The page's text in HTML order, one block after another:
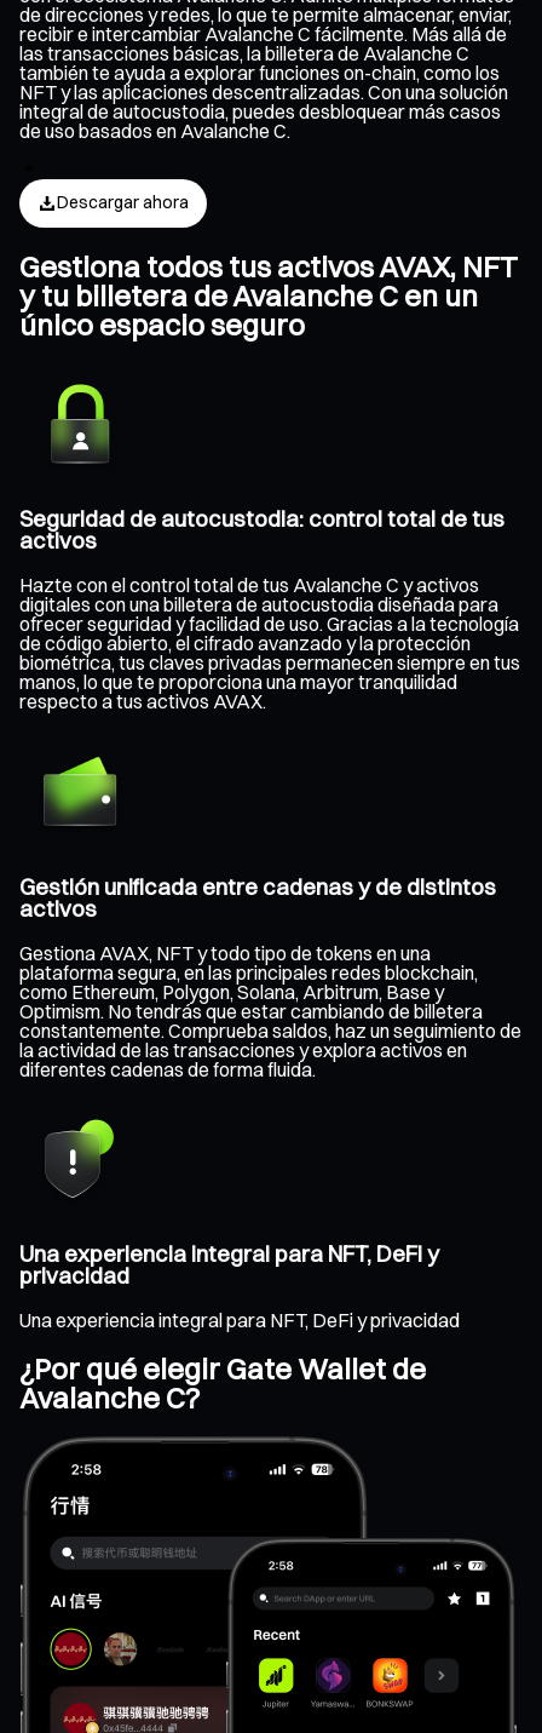
de direcciones y redes, lo que te permite almacenar, enviar,
recibir e intercambiar Avalanche C fácilmente. Más allá de
las transacciones básicas, la billetera de Avalanche C
también te ayuda a explorar funciones on-chain, como los
NFT y las aplicaciones descentralizadas. Con una solución
integral de autocustodia, puedes desbloquear más casos
de uso basados en Avalanche C.
Descargar ahora
Gestiona todos tus activos AVAX, NFT
y tu billetera de Avalanche C en un
único espacio seguro
Seguridad de autocustodia: control total de tus
activos
Hazte con el control total de tus Avalanche C y activos
digitales con una billetera de autocustodia diseñada para
ofrecer seguridad y facilidad de uso. Gracias a la tecnología
de código abierto, el cifrado avanzado y la protección
biométrica, tus claves privadas permanecen siempre en tus
manos, lo que te proporciona una mayor tranquilidad
respecto a tus activos AVAX.
Gestión unificada entre cadenas y de distintos
activos
Gestiona AVAX, NFT y todo tipo de tokens en una
plataforma segura, en las principales redes blockchain,
como Ethereum, Polygon, Solana, Arbitrum, Base y
Optimism. No tendrás que estar cambiando de billetera
constantemente. Comprueba saldos, haz un seguimiento de
la actividad de las transacciones y explora activos en
diferentes cadenas de forma fluida.
Una experiencia integral para NFT, DeFi y
privacidad
Una experiencia integral para NFT, DeFi y privacidad
¿Por qué elegir Gate Wallet de
Avalanche C?